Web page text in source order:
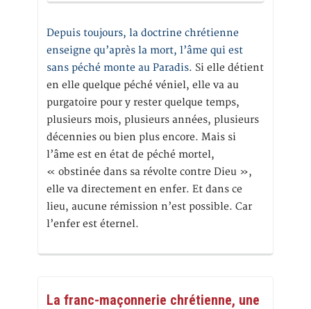
Depuis toujours, la doctrine chrétienne
enseigne qu’après la mort, l’âme qui est
sans péché monte au Paradis. Si elle détient
en elle quelque péché véniel, elle va au
purgatoire pour y rester quelque temps,
plusieurs mois, plusieurs années, plusieurs
décennies ou bien plus encore. Mais si
l’âme est en état de péché mortel,
« obstinée dans sa révolte contre Dieu »,
elle va directement en enfer. Et dans ce
lieu, aucune rémission n’est possible. Car
l’enfer est éternel.
La franc-maçonnerie chrétienne, une